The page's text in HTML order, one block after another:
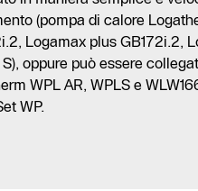
(pompa di calore
Logamax plus GB172i.2,
oppure può essere
WPL AR, WPLS e
WP.